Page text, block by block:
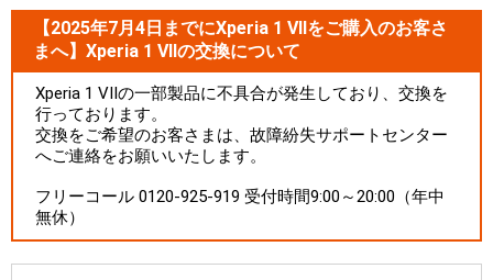
【2025年7月4日までにXperia 1 VIIをご購入のお客さ
まへ】Xperia 1 VIIの交換について
Xperia 1 VIIの一部製品に不具合が発生しており、交換を
行っております。
交換をご希望のお客さまは、故障紛失サポートセンター
へご連絡をお願いいたします。
フリーコール 0120-925-919 受付時間9:00～20:00（年中
無休）